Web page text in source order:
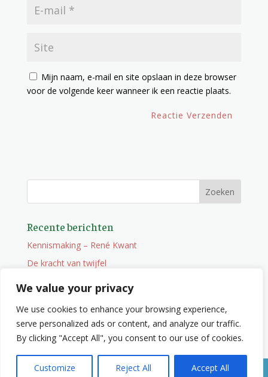
We value your privacy
We use cookies to enhance your browsing experience,
serve personalized ads or content, and analyze our traffic.
By clicking "Accept All", you consent to our use of cookies.
Customize Reject All Accept All
Mijn naam, e-mail en site opslaan in deze browser
voor de volgende keer wanneer ik een reactie plaats.
Recente berichten
Kennismaking – René Kwant
De kracht van twijfel
Onderweg
Wat je niet zocht maar wel vindt